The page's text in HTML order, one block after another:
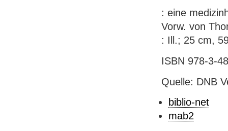
: eine
Vorw. von
: Ill.; 25 cm,
ISBN 978-3-
Quelle: DNB
biblio-net
mab2